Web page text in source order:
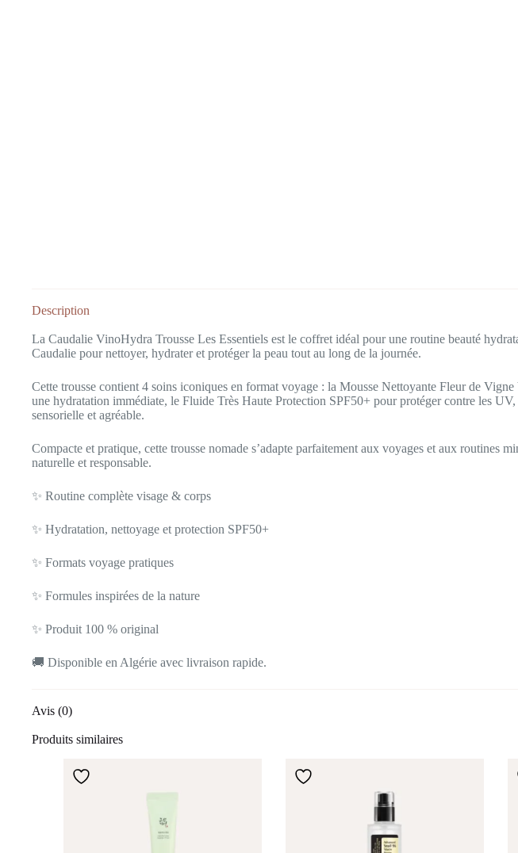
Description
La Caudalie VinoHydra Trousse Les Essentiels est le coffret idéal pour une routine beauté
Caudalie pour nettoyer, hydrater et protéger la peau tout au long de la journée.
Cette trousse contient 4 soins iconiques en format voyage : la Mousse Nettoyante Fleur de
une hydratation immédiate, le Fluide Très Haute Protection SPF50+ pour protéger contre les
sensorielle et agréable.
Compacte et pratique, cette trousse nomade s’adapte parfaitement aux voyages et aux routines
naturelle et responsable.
✨ Routine complète visage & corps
✨ Hydratation, nettoyage et protection SPF50+
✨ Formats voyage pratiques
✨ Formules inspirées de la nature
✨ Produit 100 % original
🚚 Disponible en Algérie avec livraison rapide.
Avis (0)
Produits similaires